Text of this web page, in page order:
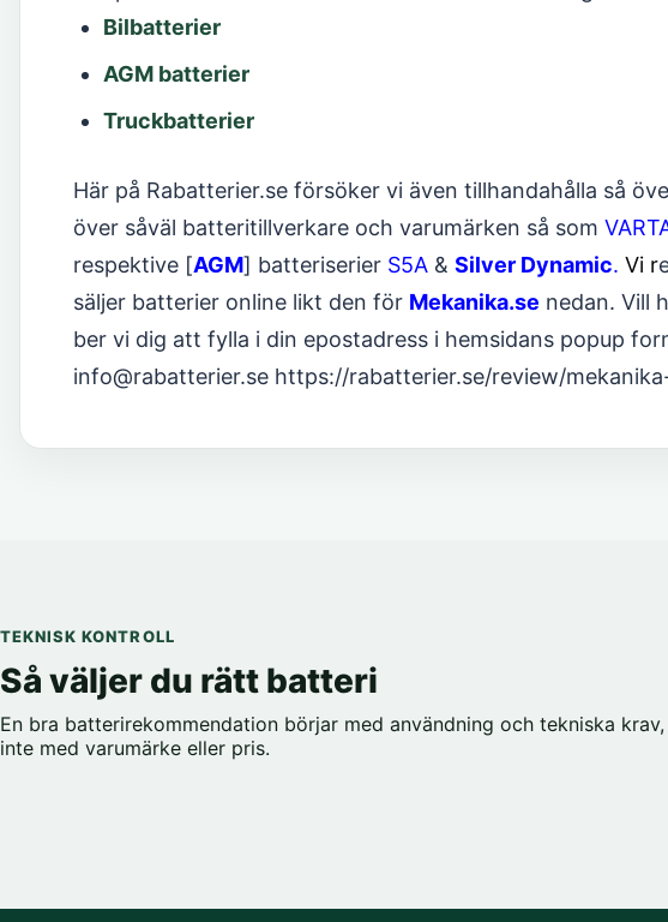
Bilbatterier
AGM batterier
Truckbatterier
Här på Rabatterier.se försöker vi även tillhandahålla så
över såväl batteritillverkare och varumärken så som
respektive [AGM] batteriserier S5A & Silver Dynamic. Vi r
säljer batterier online likt den för Mekanika.se nedan. Vill
ber vi dig att fylla i din epostadress i hemsidans popup
info@rabatterier.se https://rabatterier.se/review/
TEKNISK KONTROLL
Så väljer du rätt batteri
En bra batterirekommendation börjar med användning och tekniska krav,
inte med varumärke eller pris.